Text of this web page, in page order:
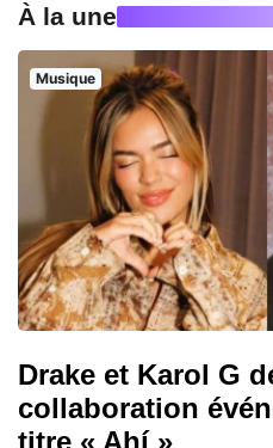
À la une
Musique
Drake et Karol G
collaboration
titre « Ahí »